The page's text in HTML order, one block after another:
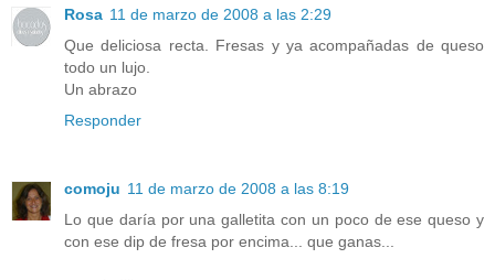
Rosa 11 de marzo de 2008 a las 2:29
Que deliciosa recta. Fresas y ya acompañadas de queso
todo un lujo.
Un abrazo
Responder
comoju 11 de marzo de 2008 a las 8:19
Lo que daría por una galletita con un poco de ese queso y
con ese dip de fresa por encima... que ganas...